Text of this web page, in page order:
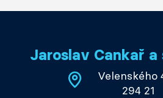
Jaroslav Cankař a
Velenského
294 21